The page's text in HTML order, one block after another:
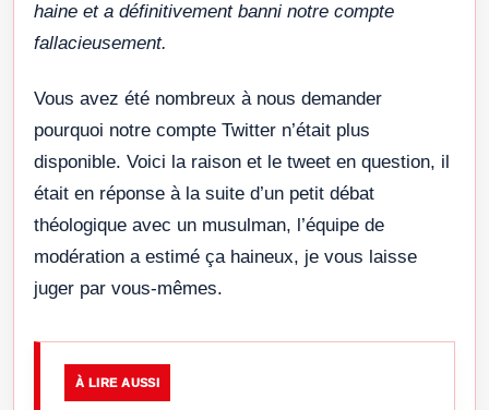
haine et a définitivement banni notre compte
fallacieusement.
Vous avez été nombreux à nous demander
pourquoi notre compte Twitter n’était plus
disponible. Voici la raison et le tweet en question, il
était en réponse à la suite d’un petit débat
théologique avec un musulman, l’équipe de
modération a estimé ça haineux, je vous laisse
juger par vous-mêmes.
À LIRE AUSSI